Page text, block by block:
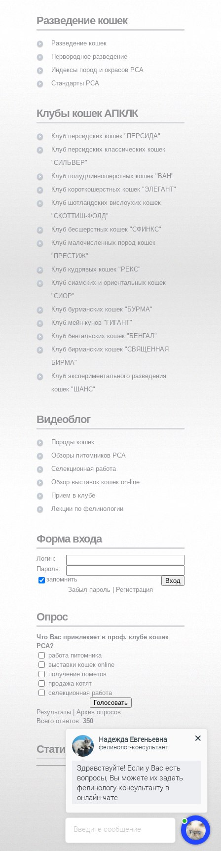
Разведение кошек
Разведение кошек
Первородное разведение
Индексы пород и окрасов PCA
Стандарты PCA
Клубы кошек АПКЛК
Клуб персидских кошек "ПЕРСИДА"
Клуб персидских классических кошек
"СИЛЬВЕР"
Клуб полудлинношерстных кошек "ВАН"
Клуб короткошерстных кошек "ЭЛЕГАНТ"
Клуб шотландских вислоухих кошек
"СКОТТИШ-ФОЛД"
Клуб бесшерстных кошек "СФИНКС"
Клуб малочисленных пород кошек
"ПРЕСТИЖ"
Клуб кудрявых кошек "РЕКС"
Клуб сиамских и ориентальных кошек
"СИОР"
Клуб бурманских кошек "БУРМА"
Клуб мейн-кунов "ГИГАНТ"
Клуб бенгальских кошек "БЕНГАЛ"
Клуб бирманских кошек "СВЯЩЕННАЯ
БИРМА"
Клуб экспериментального разведения
кошек "ШАНС"
Видеоблог
Породы кошек
Обзоры питомников PCA
Селекционная работа
Обзор выставок кошек on-line
Прием в клубе
Лекции по фелинологии
Форма входа
Логин:
Пароль:
запомнить
Забыл пароль | Регистрация
Опрос
Что Вас привлекает в проф. клубе кошек
PCA?
работа питомника
выставки кошек online
получение пометов
продажа котят
селекционная работа
Результаты
Архив опросов
Всего ответов: 350
Статистика
Онлайн всего:
Гостей: 1
Пользователей:0
Введите сообщение
Надежда Евгеньевна
фелинолог-консультант
Здравствуйте! Если у Вас есть
вопросы, Вы можете их задать
фелинологу-консультанту в
онлайн-чате